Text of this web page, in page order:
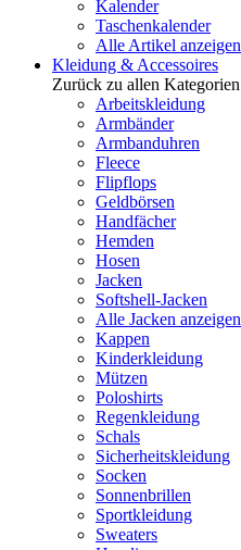
Kalender
Taschenkalender
Alle Artikel anzeigen
Kleidung & Accessoires
Zurück zu allen Kategorien
Arbeitskleidung
Armbänder
Armbanduhren
Fleece
Flipflops
Geldbörsen
Handfächer
Hemden
Hosen
Jacken
Softshell-Jacken
Alle Jacken anzeigen
Kappen
Kinderkleidung
Mützen
Poloshirts
Regenkleidung
Schals
Sicherheitskleidung
Socken
Sonnenbrillen
Sportkleidung
Sweaters